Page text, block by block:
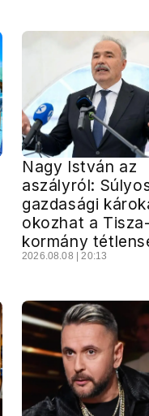
Nagy István az
aszályról:
gazdasági
okozhat a Tisza-
kormány
2026.08.08 | 20:13